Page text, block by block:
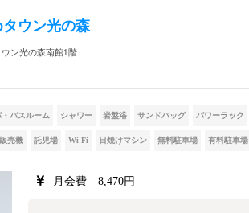
ウン光の森
ン光の森南館1階
・バスルーム シャワー 岩盤浴 サンドバッグ パワーラック
売機 託児場 Wi-Fi 日焼けマシン 無料駐車場 有料駐車場
月会費 8,470円